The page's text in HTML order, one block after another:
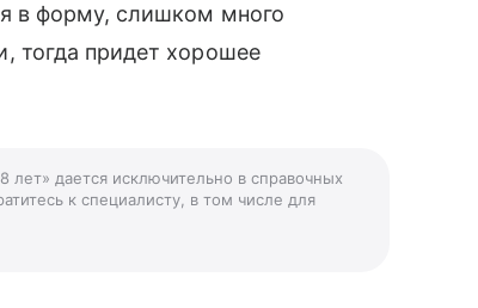
в форму, слишком много
тогда придет хорошее
лет» дается исключительно в справочных
к специалисту, в том числе для